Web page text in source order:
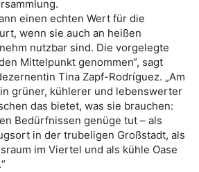
einen echten Wert für die
wenn sie auch an heißen
nutzbar sind. Die vorgelegte
Mittelpunkt genommen“, sagt
Tina Zapf-Rodríguez. „Am
grüner, kühlerer und lebenswerter
das bietet, was sie brauchen:
Bedürfnissen genüge tut – als
in der trubeligen Großstadt, als
im Viertel und als kühle Oase